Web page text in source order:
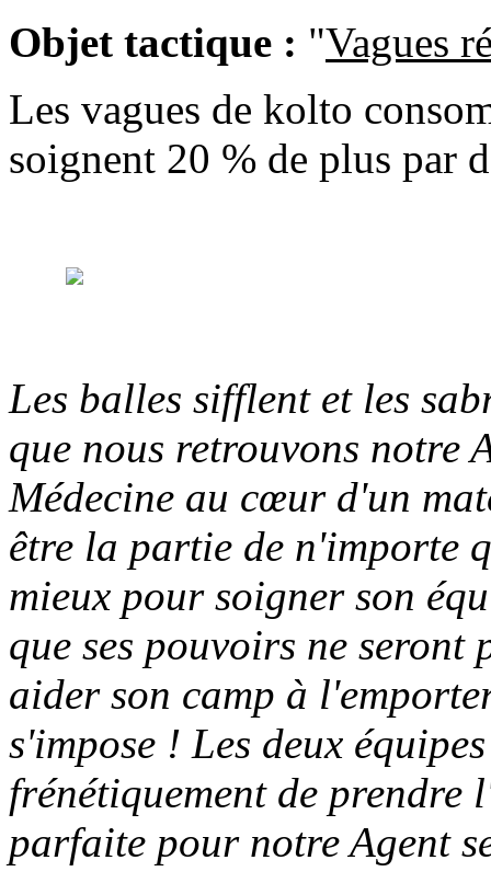
Objet tactique : "Vagues
Les vagues de kolto
soignent 20 % de plus par
Les balles sifflent et les
que nous retrouvons notre
Médecine au cœur d'un
être la partie de n'importe
mieux pour soigner son
que ses pouvoirs ne
aider son camp à
s'impose ! Les deux
frénétiquement de
parfaite pour notre Agent